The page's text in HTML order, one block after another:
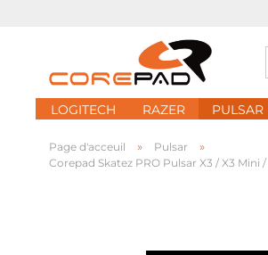
LOGITECH RAZER PULSAR
Page d'acceuil » Pulsar »
Corepad Skatez PRO Pulsar X3 / X3